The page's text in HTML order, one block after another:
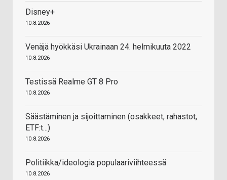
Disney+
10.8.2026
Venäjä hyökkäsi Ukrainaan 24. helmikuuta 2022
10.8.2026
Testissä Realme GT 8 Pro
10.8.2026
Säästäminen ja sijoittaminen (osakkeet, rahastot,
ETF:t...)
10.8.2026
Politiikka/ideologia populaariviihteessä
10.8.2026